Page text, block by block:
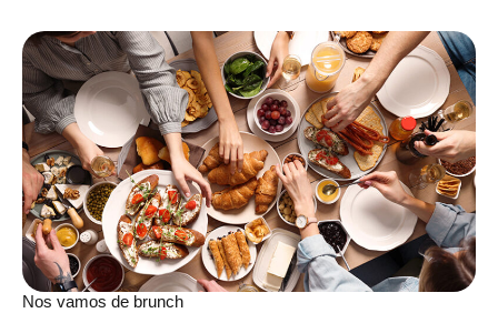
Nos vamos de brunch